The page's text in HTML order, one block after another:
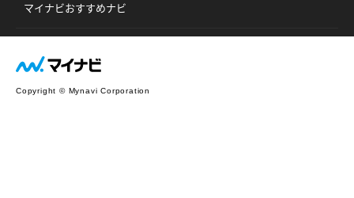
マイナビおすすめナビ
Copyright © Mynavi Corporation